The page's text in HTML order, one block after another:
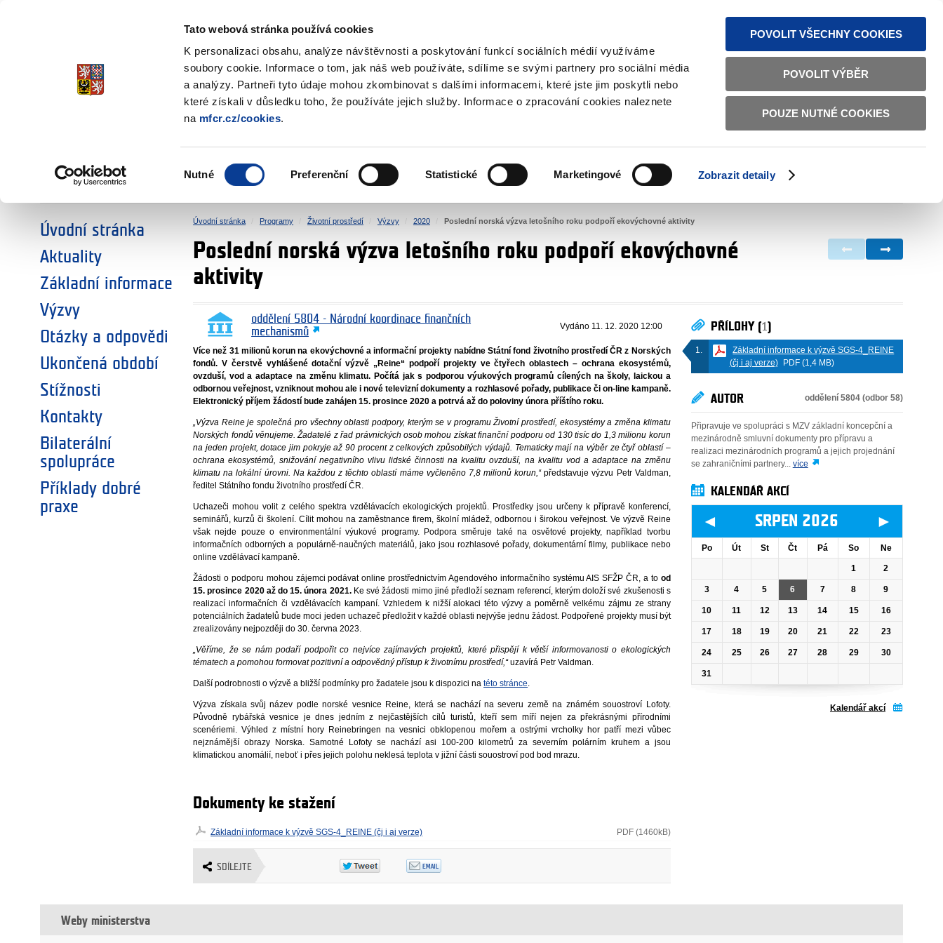
Tato webová stránka používá cookies
K personalizaci obsahu, analýze návštěvnosti a poskytování funkcí sociálních médií využíváme
soubory cookie. Informace o tom, jak náš web používáte, sdílíme se svými partnery pro sociální média
a analýzy. Partneři tyto údaje mohou zkombinovat s dalšími informacemi, které jste jim poskytli nebo
které získali v důsledku toho, že používáte jejich služby. Informace o zpracování cookies naleznete
na mfcr.cz/cookies.
souhlasu
Nutné Preferenční Statistické Marketingové Zobrazit detaily
POVOLIT VŠECHNY COOKIES
POVOLIT VÝBĚR
POUZE NUTNÉ COOKIES
TEXTOVÁ VERZE ČESKY ENGLISH
Fondy EHP a Norska
ZVOLTE SI OBLAST:
SOCIÁLNÍ DIALOG ŽIVOTNÍ PROSTŘEDÍ LIDSKÁ PRÁVA SPRAVEDLNOST VNITŘNÍ VĚCI BILATERÁLNÍ SPOLUPRÁCE
Úvodní stránka
Aktuality
Základní informace
Výzvy
Otázky a odpovědi
Ukončená období
Stížnosti
Kontakty
Bilaterální
spolupráce
Příklady dobré
praxe
Úvodní stránka Programy Životní prostředí Výzvy 2020 Poslední norská výzva letošního roku podpoří ekovýchovné aktivity
Poslední norská výzva letošního roku podpoří ekovýchovné
aktivity
oddělení 5804 - Národní koordinace finančních
mechanismů
Vydáno 11. 12. 2020 12:00
Více než 31 milionů korun na ekovýchovné a informační projekty nabídne Státní fond životního prostředí ČR z Norských
fondů. V čerstvě vyhlášené dotační výzvě „Reine“ podpoří projekty ve čtyřech oblastech – ochrana ekosystémů,
ovzduší, vod a adaptace na změnu klimatu. Počítá jak s podporou výukových programů cílených na školy, laickou a
odbornou veřejnost, vzniknout mohou ale i nové televizní dokumenty a rozhlasové pořady, publikace či on-line kampaně.
Elektronický příjem žádostí bude zahájen 15. prosince 2020 a potrvá až do poloviny února příštího roku.
„Výzva Reine je společná pro všechny oblasti podpory, kterým se v programu Životní prostředí, ekosystémy a změna klimatu
Norských fondů věnujeme. Žadatelé z řad právnických osob mohou získat finanční podporu od 130 tisíc do 1,3 milionu korun
na jeden projekt, dotace jim pokryje až 90 procent z celkových způsobilých výdajů. Tematicky mají na výběr ze čtyř oblastí –
ochrana ekosystémů, snižování negativního vlivu lidské činnosti na kvalitu ovzduší, na kvalitu vod a adaptace na změnu
klimatu na lokální úrovni. Na každou z těchto oblastí máme vyčleněno 7,8 milionů korun,“představuje výzvu Petr Valdman,
ředitel Státního fondu životního prostředí ČR.
Uchazeči mohou volit z celého spektra vzdělávacích ekologických projektů. Prostředky jsou určeny k přípravě konferencí,
seminářů, kurzů či školení. Cílit mohou na zaměstnance firem, školní mládež, odbornou i širokou veřejnost. Ve výzvě Reine
však nejde pouze o environmentální výukové programy. Podpora směruje také na osvětové projekty, například tvorbu
informačních odborných a populárně-naučných materiálů, jako jsou rozhlasové pořady, dokumentární filmy, publikace nebo
online vzdělávací kampaně.
Žádosti o podporu mohou zájemci podávat online prostřednictvím Agendového informačního systému AIS SFŽP ČR, a to od
15. prosince 2020 až do 15. února 2021.Ke své žádosti mimo jiné předloží seznam referencí, kterým doloží své zkušenosti s
realizací informačních či vzdělávacích kampaní. Vzhledem k nižší alokaci této výzvy a poměrně velkému zájmu ze strany
potenciálních žadatelů bude moci jeden uchazeč předložit v každé oblasti nejvýše jednu žádost. Podpořené projekty musí být
zrealizovány nejpozději do 30. června 2023.
„Věříme, že se nám podaří podpořit co nejvíce zajímavých projektů, které přispějí k větší informovanosti o ekologických
tématech a pomohou formovat pozitivní a odpovědný přístup k životnímu prostředí,“uzavírá Petr Valdman.
Další podrobnosti o výzvě a bližší podmínky pro žadatele jsou k dispozici natéto stránce
Výzva získala svůj název podle norské vesnice Reine, která se nachází na severu země na známém souostroví Lofoty.
Původně rybářská vesnice je dnes jedním z nejčastějších cílů turistů, kteří sem míří nejen za překrásnými přírodními
scenériemi. Výhled z místní hory Reinebringen na vesnici obklopenou mořem a ostrými vrcholky hor patří mezi vůbec
nejznámější obrazy Norska. Samotné Lofoty se nachází asi 100-200 kilometrů za severním polárním kruhem a jsou
klimatickou anomálií, neboť i přes jejich polohu neklesá teplota v jižní části souostroví pod bod mrazu.
Dokumenty ke stažení
Základní informace k výzvě SGS-4_REINE (čj i aj verze) PDF (1460kB)
SDÍLEJTE
PŘÍLOHY (1 )
Základní informace k výzvě SGS-4_REINE
(čj i aj verze)
PDF (1,4 MB)
AUTOR oddělení 5804 (odbor 58)
Připravuje ve spolupráci s MZV základní koncepční a
mezinárodně smluvní dokumenty pro přípravu a
realizaci mezinárodních programů a jejich projednání
se zahraničními partnery... více
KALENDÁŘ AKCÍ
◄ SRPEN 2026 ►
Po Út St Čt Pá So Ne
1 2
3 4 5 6 7 8 9
10 11 12 13 14 15 16
17 18 19 20 21 22 23
24 25 26 27 28 29 30
31
Kalendář akcí
Weby ministerstva